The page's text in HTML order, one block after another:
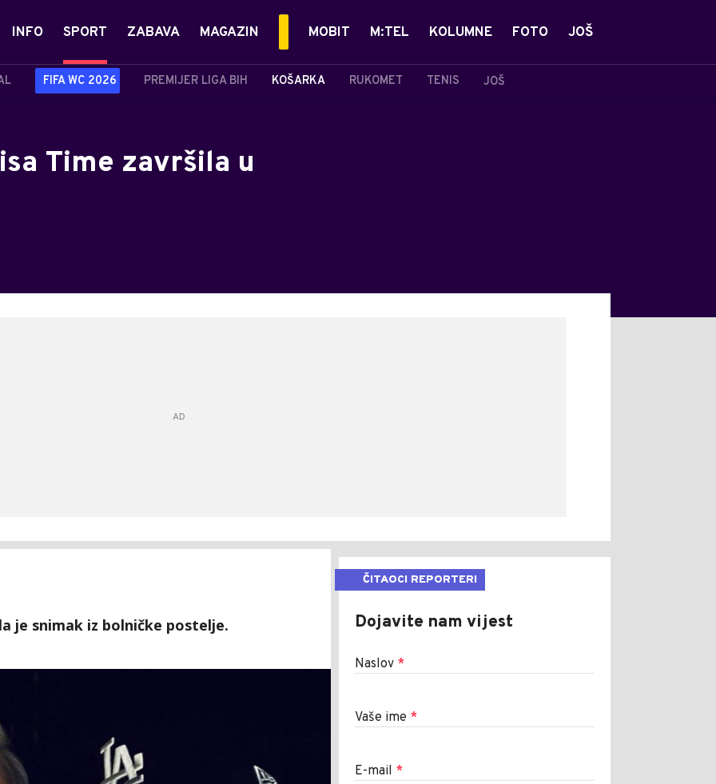
INFO SPORT
FIFA WC 2026 PREMIJER LIGA BIH KOŠARKA RUKOMET TENIS JOŠ
ZABAVA MAGAZIN MOBIT M:TEL KOLUMNE FOTO JOŠ
Time završila u
je snimak iz bolničke postelje.
ČITAOCI REPORTERI
Dojavite nam vijest
Naslov *
Vaše ime *
E-mail *